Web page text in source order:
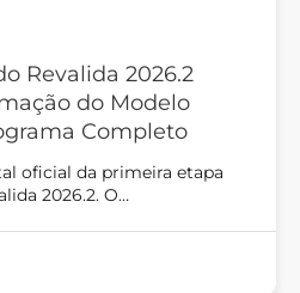
Revalida 2026.2
do Modelo
Completo
oficial da primeira etapa
2026.2. O…